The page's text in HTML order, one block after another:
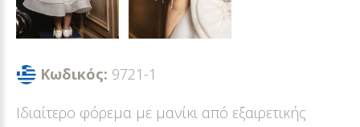
Κωδικός: 9721-1
Ιδιαίτερο φόρεμα με μανίκι από εξαιρετικής